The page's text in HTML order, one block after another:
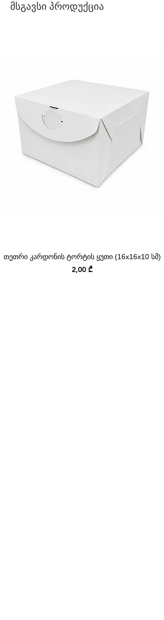
მსგავსი პროდუქცია
თეთრი კარდონის ტორტის ყუთი (16x16x10 სმ)
Price
2,00 ₾